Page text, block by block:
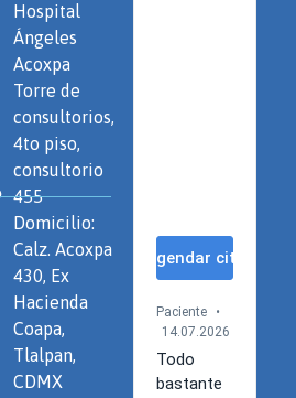
Hospital
Ángeles
Acoxpa
Torre de
consultorios,
4to piso,
consultorio
455
Domicilio:
Calz. Acoxpa
430, Ex
Hacienda
Coapa,
Tlalpan,
CDMX